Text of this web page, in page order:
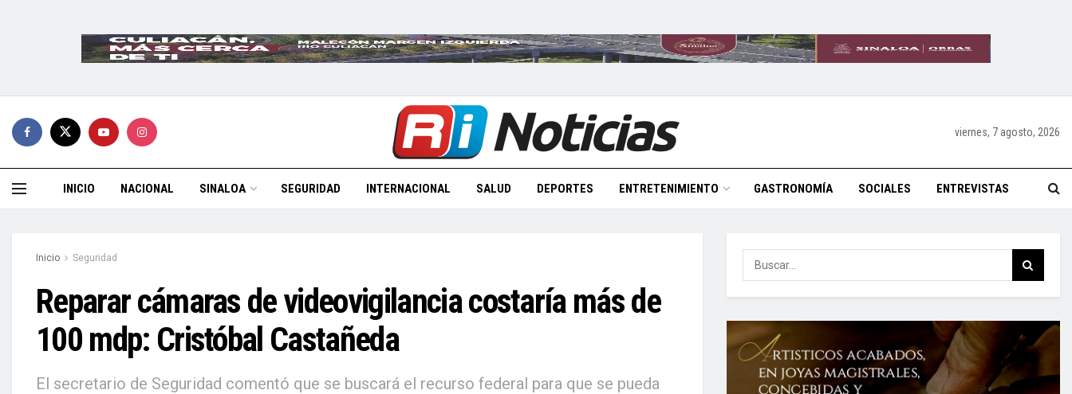
viernes, 7 agosto, 2026
INICIO NACIONAL SINALOA SEGURIDAD INTERNACIONAL SALUD DEPORTES ENTRETENIMIENTO GASTRONOMÍA SOCIALES ENTREVISTAS
Inicio Seguridad
Reparar cámaras de videovigilancia costaría más de
100 mdp: Cristóbal Castañeda
El secretario de Seguridad comentó que se buscará el recurso federal para que se pueda